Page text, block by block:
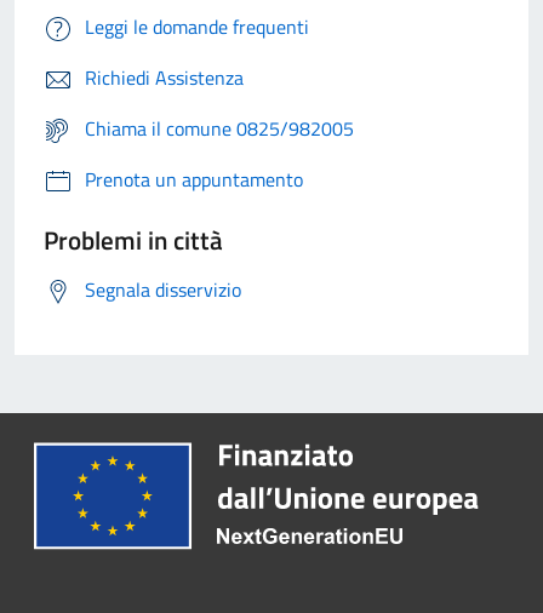
Leggi le domande frequenti
Richiedi Assistenza
Chiama il comune 0825/982005
Prenota un appuntamento
Problemi in città
Segnala disservizio